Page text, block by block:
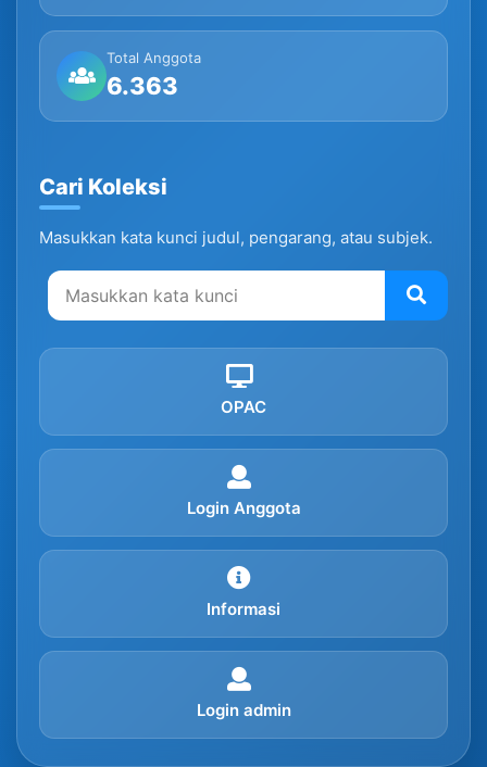
Total Anggota
6.363
Cari Koleksi
Masukkan kata kunci judul, pengarang, atau subjek.
OPAC
Login Anggota
Informasi
Login admin